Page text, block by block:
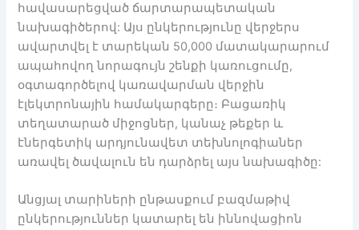
հավասարեցված ճարտարապետական
նախագիծերով: Այս ընկերությունը վերջերս
ավարտվել է տարեկան 50,000 մատակարարում
ապահովող նորագույն շենքի կառուցումը,
օգտագործելով կառավարման վերջին
էլեկտրոնային համակարգերը։ Բացառիկ
տեղատարած միջոցներ, կանաչ թեքեր և
էներգետիկ արդյունավետ տեխնոլոգիաներ
առավել ծավալուն են դարձրել այս նախագիծը:
Անցյալ տարիների ընթասքում բազմաթիվ
ընկերություններ կատարել են իննովացիոն